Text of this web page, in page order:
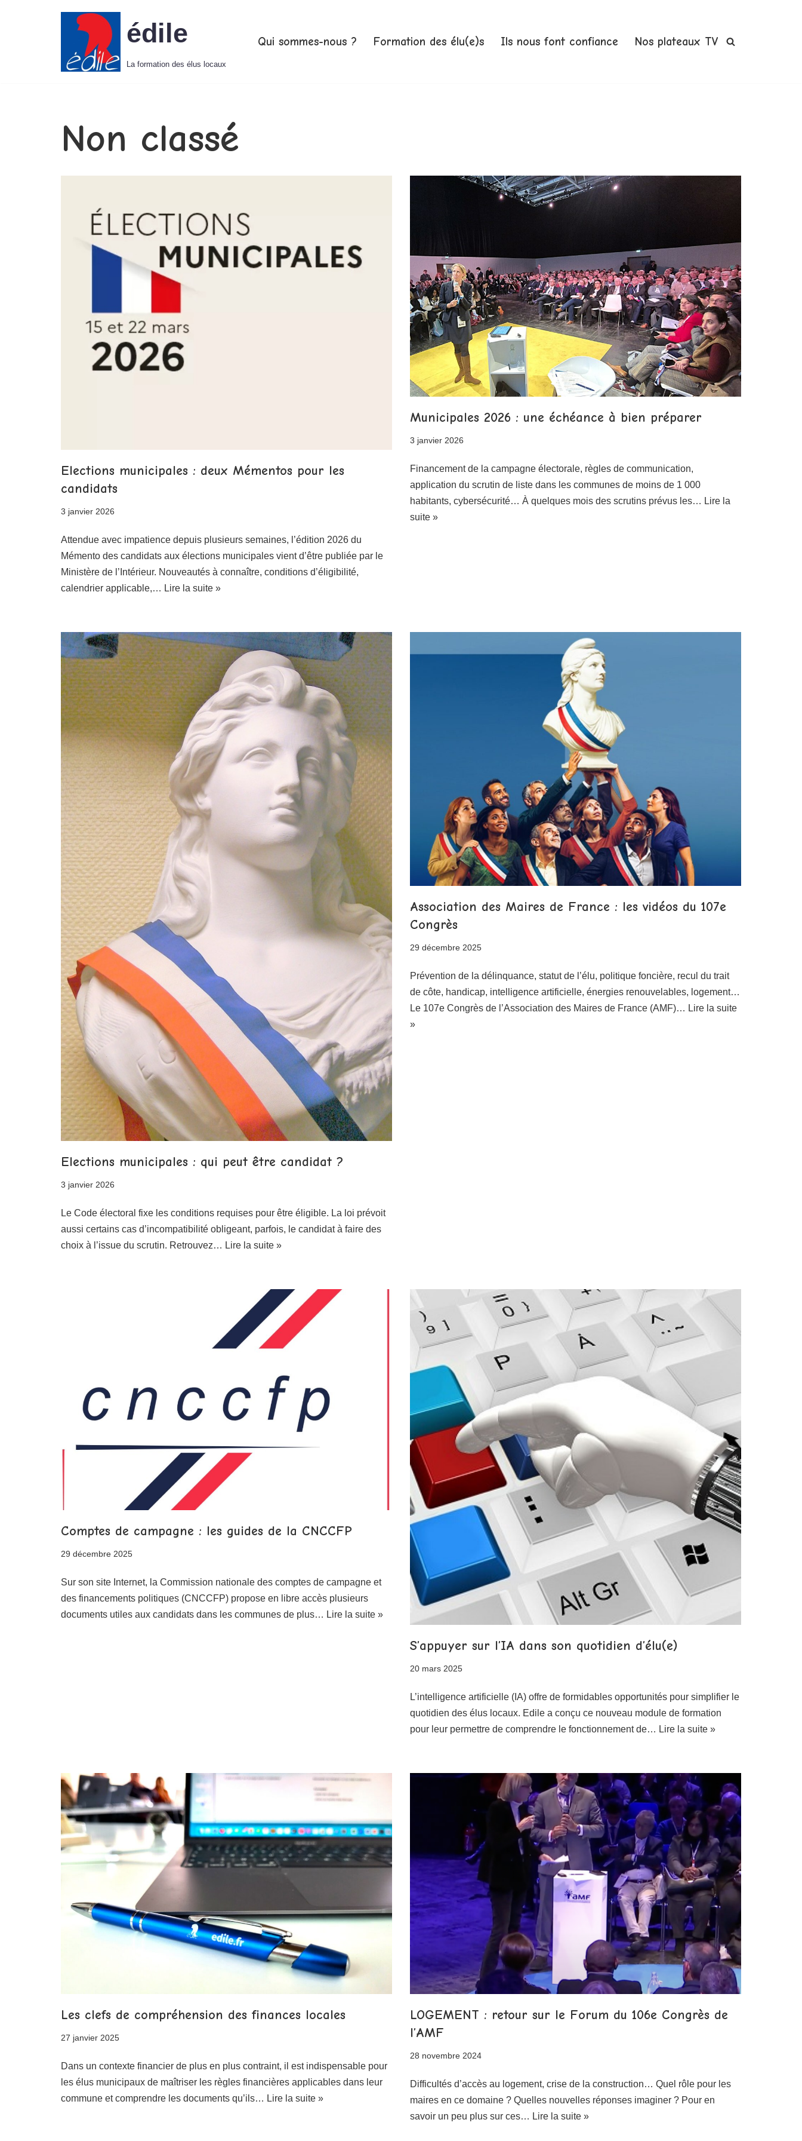
édile
La formation des élus locaux
Qui sommes-nous ? Formation des élu(e)s Ils nous font confiance Nos plateaux TV
Non classé
Elections municipales : deux Mémentos pour les
candidats
3 janvier 2026
Attendue avec impatience depuis plusieurs semaines, l’édition 2026 du
Mémento des candidats aux élections municipales vient d’être publiée par le
Ministère de l’Intérieur. Nouveautés à connaître, conditions d’éligibilité,
calendrier applicable,… Lire la suite »
Municipales 2026 : une échéance à bien préparer
3 janvier 2026
Financement de la campagne électorale, règles de communication,
application du scrutin de liste dans les communes de moins de 1 000
habitants, cybersécurité… À quelques mois des scrutins prévus les… Lire la
suite »
Elections municipales : qui peut être candidat ?
3 janvier 2026
Le Code électoral fixe les conditions requises pour être éligible. La loi prévoit
aussi certains cas d’incompatibilité obligeant, parfois, le candidat à faire des
choix à l’issue du scrutin. Retrouvez… Lire la suite »
Association des Maires de France : les vidéos du 107e
Congrès
29 décembre 2025
Prévention de la délinquance, statut de l’élu, politique foncière, recul du trait
de côte, handicap, intelligence artificielle, énergies renouvelables, logement…
Le 107e Congrès de l’Association des Maires de France (AMF)… Lire la suite
»
Comptes de campagne : les guides de la CNCCFP
29 décembre 2025
Sur son site Internet, la Commission nationale des comptes de campagne et
des financements politiques (CNCCFP) propose en libre accès plusieurs
documents utiles aux candidats dans les communes de plus… Lire la suite »
S’appuyer sur l’IA dans son quotidien d’élu(e)
20 mars 2025
L’intelligence artificielle (IA) offre de formidables opportunités pour simplifier le
quotidien des élus locaux. Edile a conçu ce nouveau module de formation
pour leur permettre de comprendre le fonctionnement de… Lire la suite »
Les clefs de compréhension des finances locales
27 janvier 2025
Dans un contexte financier de plus en plus contraint, il est indispensable pour
les élus municipaux de maîtriser les règles financières applicables dans leur
commune et comprendre les documents qu’ils… Lire la suite »
LOGEMENT : retour sur le Forum du 106e Congrès de
l’AMF
28 novembre 2024
Difficultés d’accès au logement, crise de la construction… Quel rôle pour les
maires en ce domaine ? Quelles nouvelles réponses imaginer ? Pour en
savoir un peu plus sur ces… Lire la suite »